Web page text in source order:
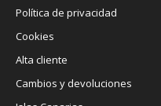
Política de privacidad
Cookies
Alta cliente
Cambios y devoluciones